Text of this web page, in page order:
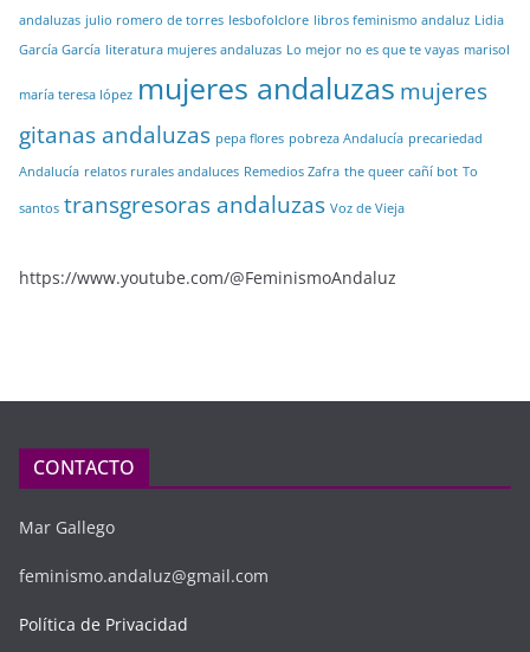
andaluzas julio romero de torres lesbofolclore libros feminismo andaluz Lidia
García García literatura mujeres andaluzas Lo mejor no es que te vayas marisol
maría teresa lópez mujeres andaluzas mujeres
gitanas andaluzas pepa flores pobreza Andalucía precariedad
Andalucía relatos rurales andaluces Remedios Zafra the queer cañí bot To
santos transgresoras andaluzas Voz de Vieja
https://www.youtube.com/@FeminismoAndaluz
CONTACTO
Mar Gallego
feminismo.andaluz@gmail.com
Política de Privacidad